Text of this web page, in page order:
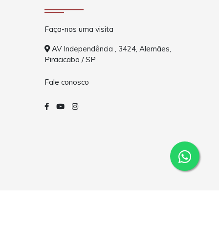
Faça-nos uma visita
AV Independência , 3424, Alemães,
Piracicaba / SP
Fale conosco